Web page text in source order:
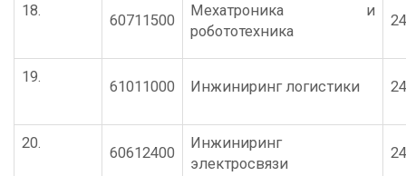
18.
60711500
Мехатроника и
робототехника
19.
61011000 Инжиниринг логистики
20.
60612400
Инжиниринг
электросвязи